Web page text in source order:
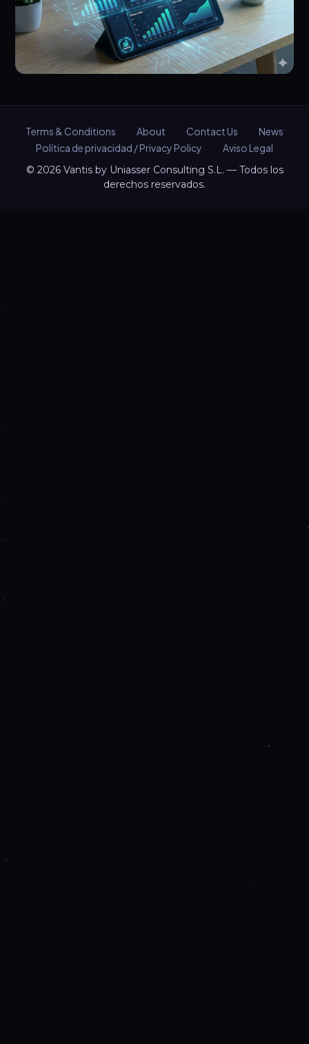
© 2026 Vantis by Uniasser Consulting S.L. — Todos los
derechos reservados.
Terms & Conditions About Contact Us
News
Política de privacidad / Privacy Policy
Aviso Legal